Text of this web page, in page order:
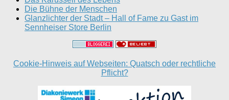
Die Bühne der Menschen
Glanzlichter der Stadt – Hall of Fame zu Gast im
Sennheiser Store Berlin
Cookie-Hinweis auf Webseiten: Quatsch oder rechtliche
Pflicht?